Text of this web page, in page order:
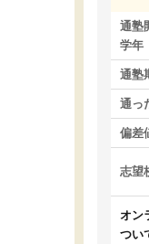
通塾
学年
通塾
通っ
偏差
志望
オン
つい